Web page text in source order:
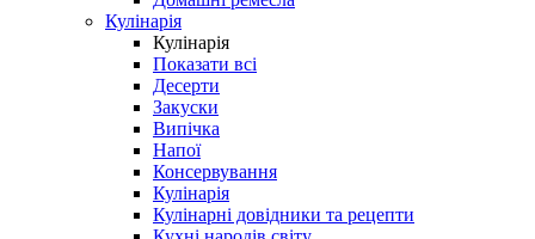
Кулінарія
Кулінарія
Показати всі
Десерти
Закуски
Випічка
Напої
Консервування
Кулінарія
Кулінарні довідники та рецепти